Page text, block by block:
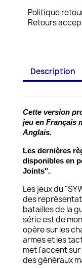
Politique
Retours
Description
Cette version
jeu en Français
Anglais.
Les dernières
disponibles en
Joints".
Les jeux du
des
batailles de la
série est de
opère sur les
armes et les
met l'accent
des généraux